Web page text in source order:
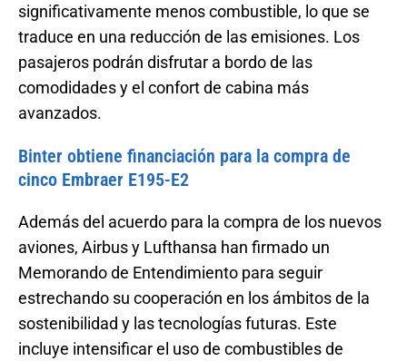
significativamente menos combustible, lo que se
traduce en una reducción de las emisiones. Los
pasajeros podrán disfrutar a bordo de las
comodidades y el confort de cabina más
avanzados.
Binter obtiene financiación para la compra de
cinco Embraer E195-E2
Además del acuerdo para la compra de los nuevos
aviones, Airbus y Lufthansa han firmado un
Memorando de Entendimiento para seguir
estrechando su cooperación en los ámbitos de la
sostenibilidad y las tecnologías futuras. Este
incluye intensificar el uso de combustibles de